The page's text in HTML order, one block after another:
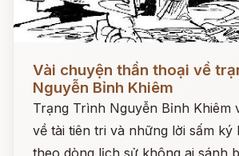
Vài chuyện thần thoại về
Nguyễn Bỉnh Khiêm
Trạng Trình Nguyễn Bỉnh Khiêm
về tài tiên tri và những lời sấm ký
theo dòng lịch sử không ai sánh